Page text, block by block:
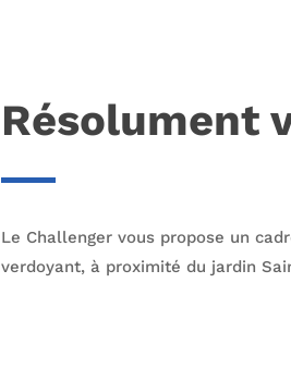
Résolument
Le Challenger vous propose un
verdoyant, à proximité du jardin